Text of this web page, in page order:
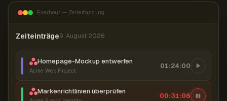
Everhour — Zeiterfassung
Zeiteinträge9. August 2026
Homepage-Mockup entwerfen
Acme Web Project
01:24:00
Markenrichtlinien überprüfen 00:31:07